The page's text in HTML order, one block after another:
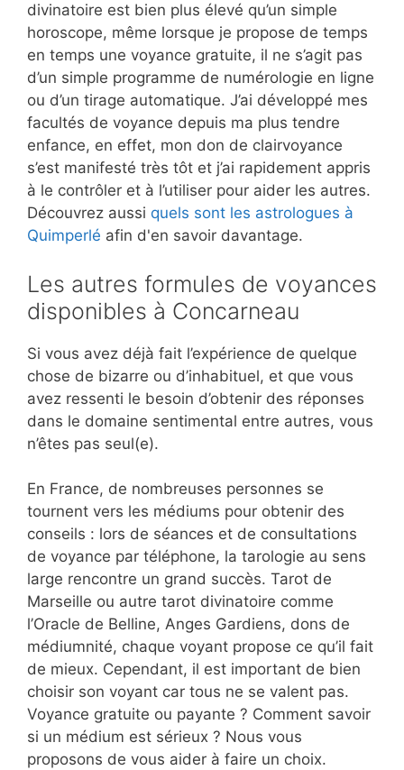
divinatoire est bien plus élevé qu’un simple
horoscope, même lorsque je propose de temps
en temps une voyance gratuite, il ne s’agit pas
d’un simple programme de numérologie en ligne
ou d’un tirage automatique. J’ai développé mes
facultés de voyance depuis ma plus tendre
enfance, en effet, mon don de clairvoyance
s’est manifesté très tôt et j’ai rapidement appris
à le contrôler et à l’utiliser pour aider les autres.
Découvrez aussi quels sont les astrologues à
Quimperlé afin d'en savoir davantage.
Les autres formules de voyances
disponibles à Concarneau
Si vous avez déjà fait l’expérience de quelque
chose de bizarre ou d’inhabituel, et que vous
avez ressenti le besoin d’obtenir des réponses
dans le domaine sentimental entre autres, vous
n’êtes pas seul(e).
En France, de nombreuses personnes se
tournent vers les médiums pour obtenir des
conseils : lors de séances et de consultations
de voyance par téléphone, la tarologie au sens
large rencontre un grand succès. Tarot de
Marseille ou autre tarot divinatoire comme
l’Oracle de Belline, Anges Gardiens, dons de
médiumnité, chaque voyant propose ce qu’il fait
de mieux. Cependant, il est important de bien
choisir son voyant car tous ne se valent pas.
Voyance gratuite ou payante ? Comment savoir
si un médium est sérieux ? Nous vous
proposons de vous aider à faire un choix.